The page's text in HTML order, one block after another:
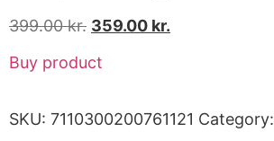
399.00kr. 359.00 kr.
Buy product
SKU: 7110300200761121 Category: